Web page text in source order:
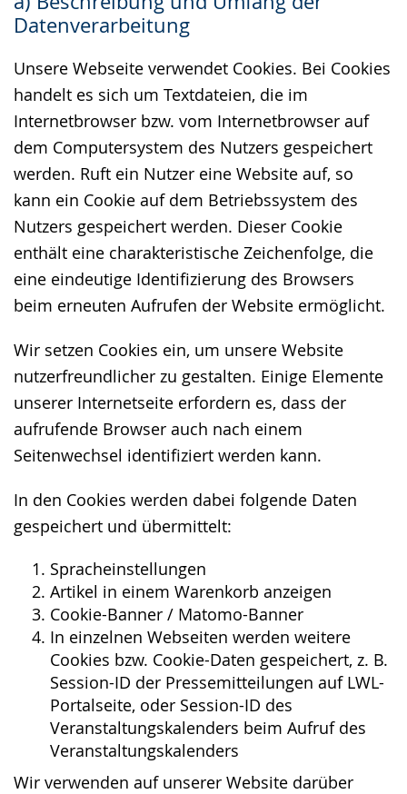
Datenverarbeitung
Unsere Webseite verwendet Cookies. Bei Cookies
handelt es sich um Textdateien, die im
Internetbrowser bzw. vom Internetbrowser auf
dem Computersystem des Nutzers gespeichert
werden. Ruft ein Nutzer eine Website auf, so
kann ein Cookie auf dem Betriebssystem des
Nutzers gespeichert werden. Dieser Cookie
enthält eine charakteristische Zeichenfolge, die
eine eindeutige Identifizierung des Browsers
beim erneuten Aufrufen der Website ermöglicht.
Wir setzen Cookies ein, um unsere Website
nutzerfreundlicher zu gestalten. Einige Elemente
unserer Internetseite erfordern es, dass der
aufrufende Browser auch nach einem
Seitenwechsel identifiziert werden kann.
In den Cookies werden dabei folgende Daten
gespeichert und übermittelt:
Spracheinstellungen
Artikel in einem Warenkorb anzeigen
Cookie-Banner / Matomo-Banner
In einzelnen Webseiten werden weitere
Cookies bzw. Cookie-Daten gespeichert, z. B.
Session-ID der Pressemitteilungen auf LWL-
Portalseite, oder Session-ID des
Veranstaltungskalenders beim Aufruf des
Veranstaltungskalenders
Wir verwenden auf unserer Website darüber
wechseln.
Deutscher
wird
angezeigt.